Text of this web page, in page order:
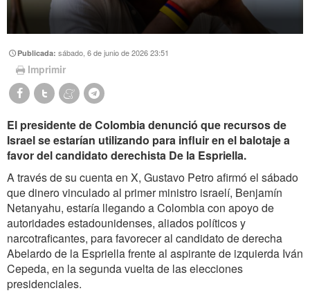
Publicada:sábado, 6 de junio de 2026 23:51
Imprimir
El presidente de Colombia denunció que recursos de
Israel se estarían utilizando para influir en el balotaje a
favor del candidato derechista De la Espriella.
A través de su cuenta en X, Gustavo Petro afirmó el sábado
que dinero vinculado al primer ministro israelí, Benjamín
Netanyahu, estaría llegando a Colombia con apoyo de
autoridades estadounidenses, aliados políticos y
narcotraficantes, para favorecer al candidato de derecha
Abelardo de la Espriella frente al aspirante de izquierda Iván
Cepeda, en la segunda vuelta de las elecciones
presidenciales.